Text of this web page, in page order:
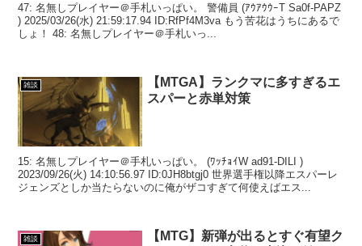
47: 名無しプレイヤー＠手札いっぱい。 警備員 (ｱｳｱｳｳｰT Sa0f-PAPZ
) 2025/03/26(水) 21:59:17.94 ID:RfPf4M3va もう苦花はうちにあるで
しょ！ 48: 名無しプレイヤー＠手札いっ...
雑談
【MTGA】ランクマに多すぎるエ
スパーと赤単対策
15: 名無しプレイヤー＠手札いっぱい。 (ﾜｯﾁｮｲW ad91-DILI )
2023/09/26(火) 14:10:56.97 ID:0JH8btgj0 世界選手権以降エスパーレ
ジェンズとしか当たらないのに俺がザコすぎて何使えばエス...
雑談
【MTG】新弾が出るとすぐ有望ク